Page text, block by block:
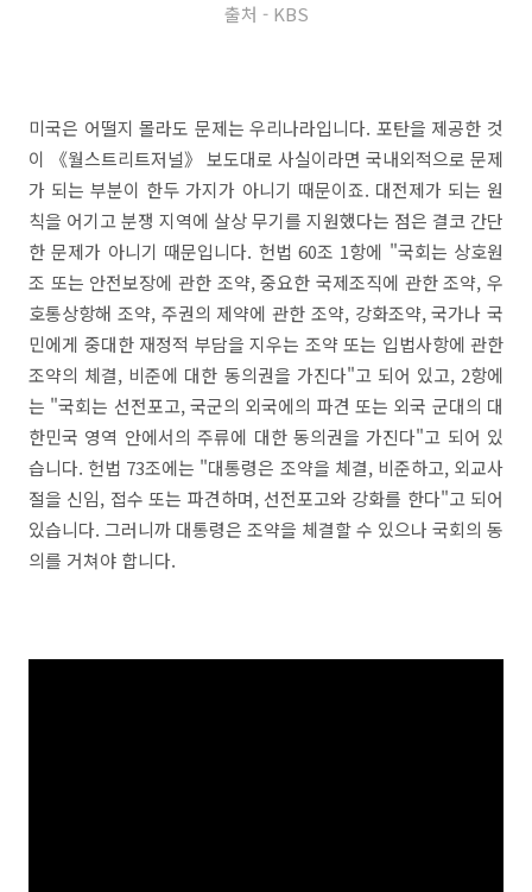
출처 - KBS
미국은 어떨지 몰라도 문제는 우리나라입니다. 포탄을 제공한 것
이 《월스트리트저널》 보도대로 사실이라면 국내외적으로 문제
가 되는 부분이 한두 가지가 아니기 때문이죠. 대전제가 되는 원
칙을 어기고 분쟁 지역에 살상 무기를 지원했다는 점은 결코 간단
한 문제가 아니기 때문입니다. 헌법 60조 1항에 "국회는 상호원
조 또는 안전보장에 관한 조약, 중요한 국제조직에 관한 조약, 우
호통상항해 조약, 주권의 제약에 관한 조약, 강화조약, 국가나 국
민에게 중대한 재정적 부담을 지우는 조약 또는 입법사항에 관한
조약의 체결, 비준에 대한 동의권을 가진다"고 되어 있고, 2항에
는 "국회는 선전포고, 국군의 외국에의 파견 또는 외국 군대의 대
한민국 영역 안에서의 주류에 대한 동의권을 가진다"고 되어 있
습니다. 헌법 73조에는 "대통령은 조약을 체결, 비준하고, 외교사
절을 신임, 접수 또는 파견하며, 선전포고와 강화를 한다"고 되어
있습니다. 그러니까 대통령은 조약을 체결할 수 있으나 국회의 동
의를 거쳐야 합니다.